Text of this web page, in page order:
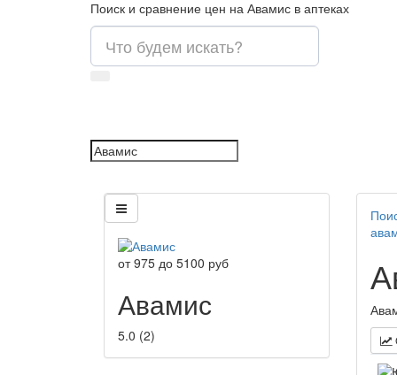
Поиск и сравнение цен на Авамис в аптеках
от975 до 5100 руб
Авамис
5.0 (2)